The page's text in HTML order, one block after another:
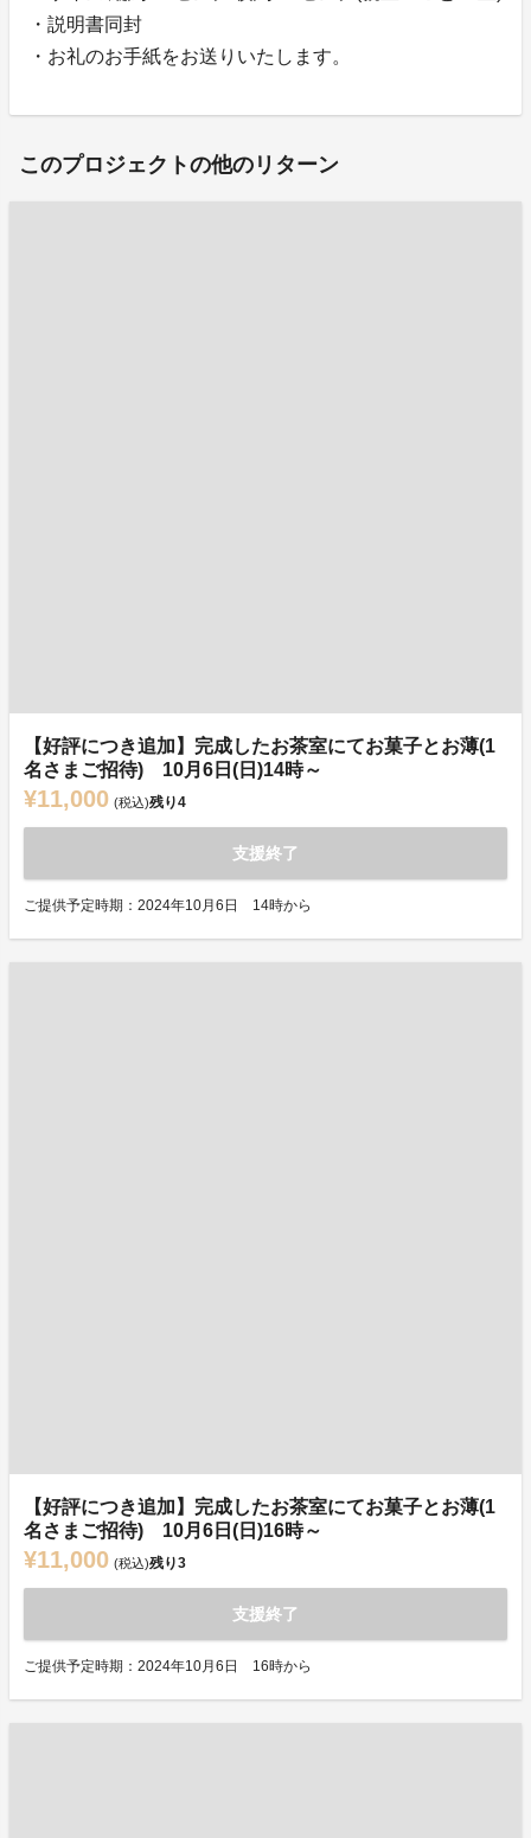
・説明書同封
・お礼のお手紙をお送りいたします。
このプロジェクトの他のリターン
【好評につき追加】完成したお茶室にてお菓子とお薄(1
名さまご招待) 10月6日(日)14時～
¥11,000 (税込)残り4
支援終了
ご提供予定時期：2024年10月6日 14時から
【好評につき追加】完成したお茶室にてお菓子とお薄(1
名さまご招待) 10月6日(日)16時～
¥11,000 (税込)残り3
支援終了
ご提供予定時期：2024年10月6日 16時から